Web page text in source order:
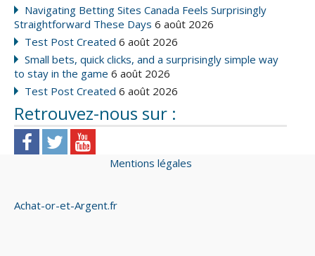
Navigating Betting Sites Canada Feels Surprisingly
Straightforward These Days 6 août 2026
Test Post Created 6 août 2026
Small bets, quick clicks, and a surprisingly simple way
to stay in the game 6 août 2026
Test Post Created 6 août 2026
Retrouvez-nous sur :
Mentions légales
Achat-or-et-Argent.fr